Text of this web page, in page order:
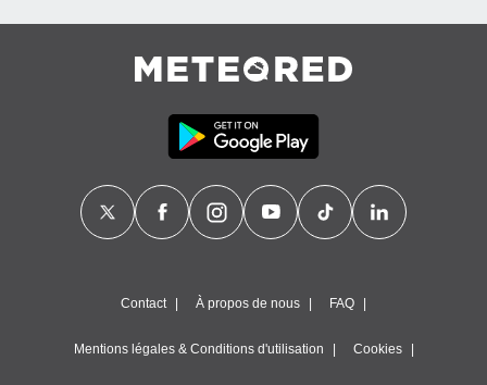
Contact À propos de nous FAQ
Mentions légales & Conditions d'utilisation Cookies